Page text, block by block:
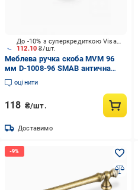
112.10₴/шт.
До -10% з суперкредиткою Visa Вигода
Меблева ручка скоба MVM 96
мм D-1008-96 SMAB антична
бронза
оцінити
118 ₴/шт.
Доставимо